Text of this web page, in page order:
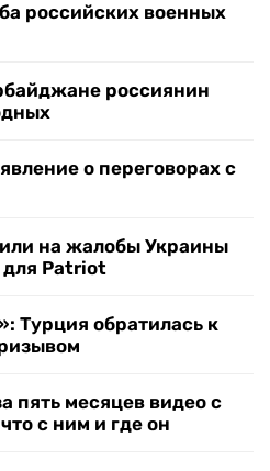
российских военных
россиянин
о переговорах с
на жалобы Украины
для Patriot
Турция обратилась к
пять месяцев видео с
с ним и где он